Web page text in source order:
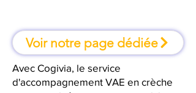
Voir notre page dédiée
Avec Cogivia, le service
d'accompagnement VAE en crèche